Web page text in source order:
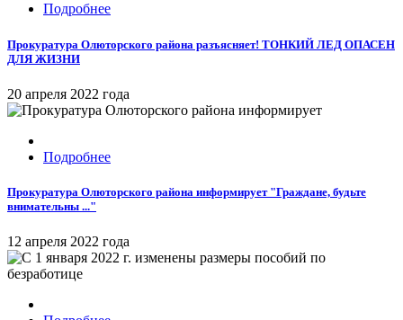
Подробнее
Прокуратура Олюторского района разъясняет! ТОНКИЙ ЛЕД ОПАСЕН
ДЛЯ ЖИЗНИ
20 апреля 2022 года
Подробнее
Прокуратура Олюторского района информирует "Граждане, будьте
внимательны ..."
12 апреля 2022 года